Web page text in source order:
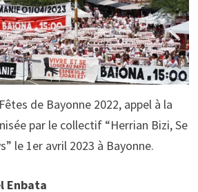
de Bayonne 2022, appel à la
par le collectif “Herrian Bizi, Se
le 1er avril 2023 à Bayonne.
Enbata